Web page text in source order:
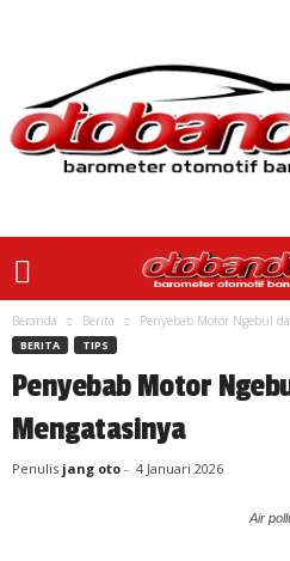
Beranda Berita Penyebab Motor Ngebul
BERITA TIPS
Penyebab Motor
Mengatasinya
Penulis jang oto - 4 Januari 2026
Air